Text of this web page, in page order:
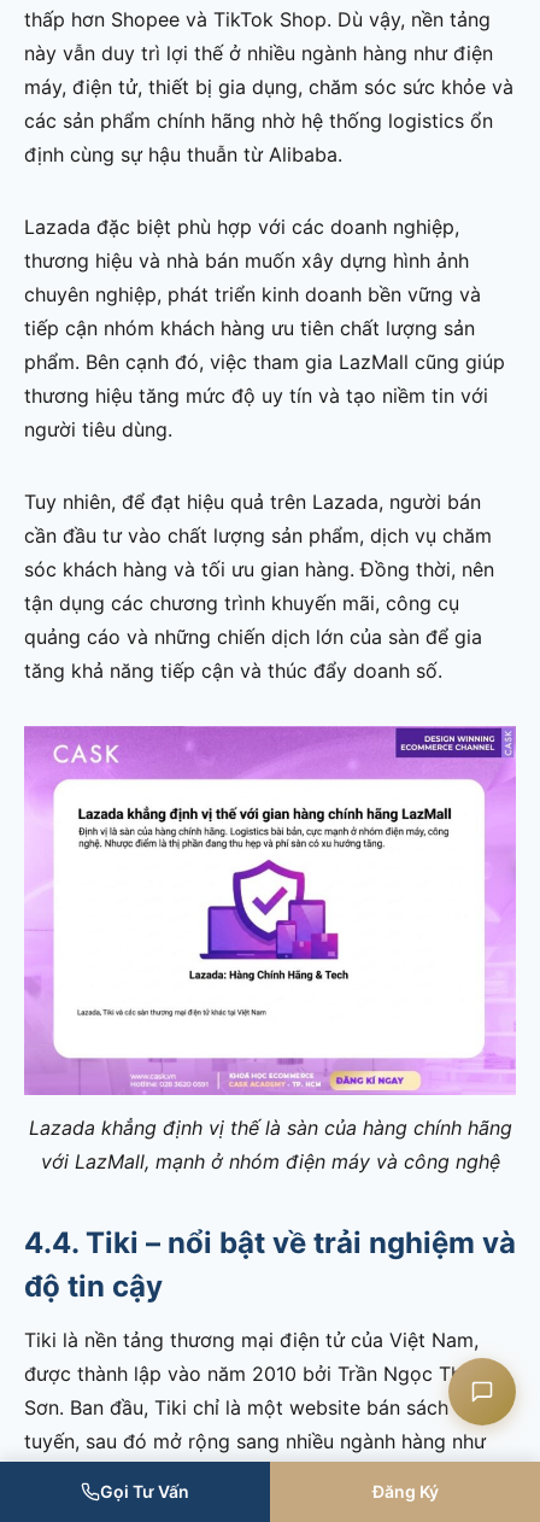
thấp hơn Shopee và TikTok Shop. Dù vậy, nền tảng
này vẫn duy trì lợi thế ở nhiều ngành hàng như điện
máy, điện tử, thiết bị gia dụng, chăm sóc sức khỏe và
các sản phẩm chính hãng nhờ hệ thống logistics ổn
định cùng sự hậu thuẫn từ Alibaba.
Lazada đặc biệt phù hợp với các doanh nghiệp,
thương hiệu và nhà bán muốn xây dựng hình ảnh
chuyên nghiệp, phát triển kinh doanh bền vững và
tiếp cận nhóm khách hàng ưu tiên chất lượng sản
phẩm. Bên cạnh đó, việc tham gia LazMall cũng giúp
thương hiệu tăng mức độ uy tín và tạo niềm tin với
người tiêu dùng.
Tuy nhiên, để đạt hiệu quả trên Lazada, người bán
cần đầu tư vào chất lượng sản phẩm, dịch vụ chăm
sóc khách hàng và tối ưu gian hàng. Đồng thời, nên
tận dụng các chương trình khuyến mãi, công cụ
quảng cáo và những chiến dịch lớn của sàn để gia
tăng khả năng tiếp cận và thúc đẩy doanh số.
Lazada khẳng định vị thế là sàn của hàng chính hãng
với LazMall, mạnh ở nhóm điện máy và công nghệ
4.4. Tiki – nổi bật về trải nghiệm và
độ tin cậy
Tiki là nền tảng thương mại điện tử của Việt Nam,
được thành lập vào năm 2010 bởi Trần Ngọc Thái
Sơn. Ban đầu, Tiki chỉ là một website bán sách trực
tuyến, sau đó mở rộng sang nhiều ngành hàng như
phẩm và hàng tiêu dùng. Hiện nay, Tiki chủ yếu hoạt
Gọi Tư Vấn Đăng Ký
Liên hệ CASK
Chat Zalo
Chat Facebook